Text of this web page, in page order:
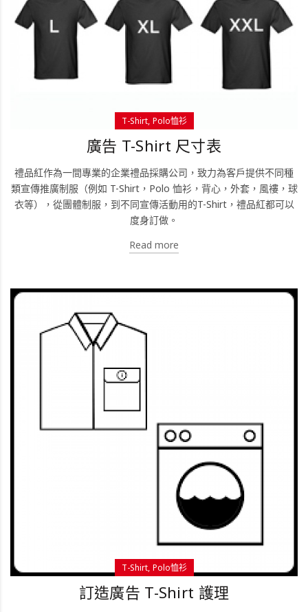
T-Shirt Polo恤衫
廣告 T-Shirt 尺寸表
禮品紅作為一間專業的企業禮品採購公司，致力為客戶提供不同種
類宣傳推廣制服（例如 T-Shirt，Polo 恤衫，背心，外套，風褸，球
衣等），從團體制服，到不同宣傳活動用的T-Shirt，禮品紅都可以
度身訂做。
Read more
T-Shirt Polo恤衫
訂造廣告 T-Shirt 護理